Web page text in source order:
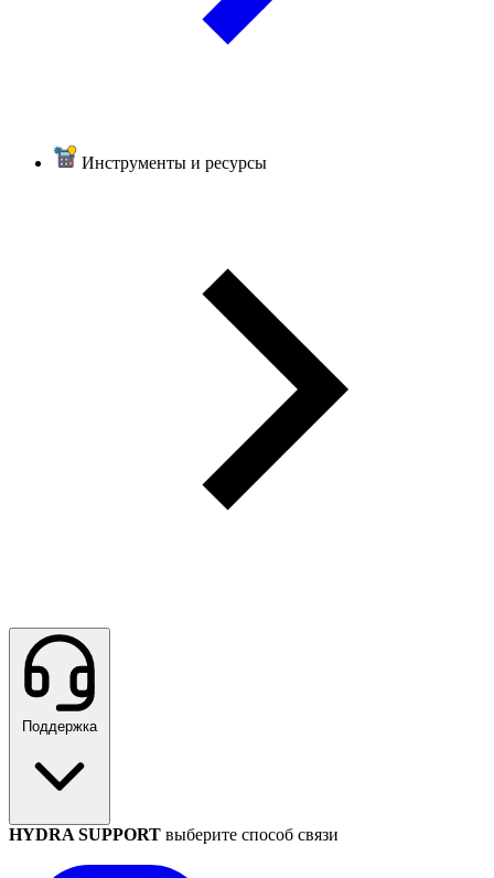
Инструменты и ресурсы
Поддержка
HYDRA SUPPORT выберите способ связи